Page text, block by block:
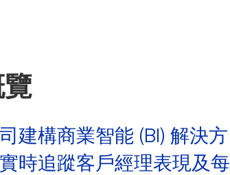
建構商業智能 (BI) 解決方
時追蹤客戶經理表現及每